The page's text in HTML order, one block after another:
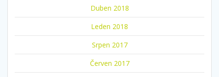
Duben 2018
Leden 2018
Srpen 2017
Červen 2017